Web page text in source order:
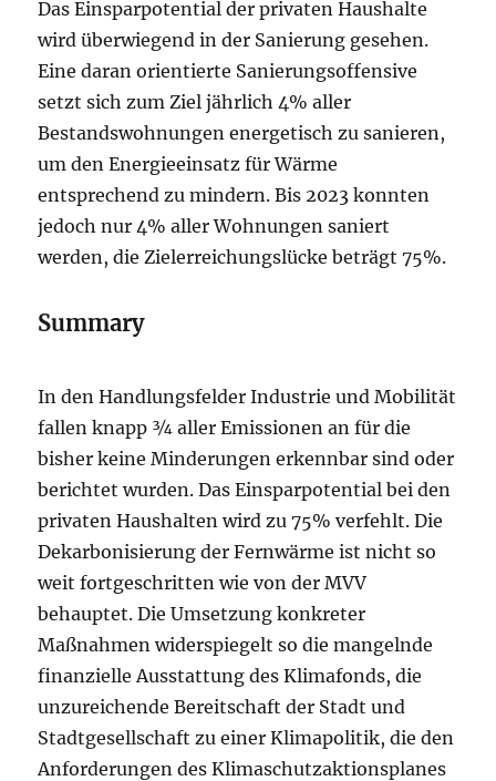
Das Einsparpotential der privaten Haushalte
wird überwiegend in der Sanierung gesehen.
Eine daran orientierte Sanierungsoffensive
setzt sich zum Ziel jährlich 4% aller
Bestandswohnungen energetisch zu sanieren,
um den Energieeinsatz für Wärme
entsprechend zu mindern. Bis 2023 konnten
jedoch nur 4% aller Wohnungen saniert
werden, die Zielerreichungslücke beträgt 75%.
Summary
In den Handlungsfelder Industrie und Mobilität
fallen knapp ¾ aller Emissionen an für die
bisher keine Minderungen erkennbar sind oder
berichtet wurden. Das Einsparpotential bei den
privaten Haushalten wird zu 75% verfehlt. Die
Dekarbonisierung der Fernwärme ist nicht so
weit fortgeschritten wie von der MVV
behauptet. Die Umsetzung konkreter
Maßnahmen widerspiegelt so die mangelnde
finanzielle Ausstattung des Klimafonds, die
unzureichende Bereitschaft der Stadt und
Stadtgesellschaft zu einer Klimapolitik, die den
Anforderungen des Klimaschutzaktionsplanes